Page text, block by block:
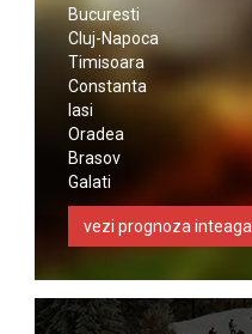
Bucuresti
Cluj-Napoca
Timisoara
Constanta
Iasi
Oradea
Brasov
Galati
vezi prognoza inteaga